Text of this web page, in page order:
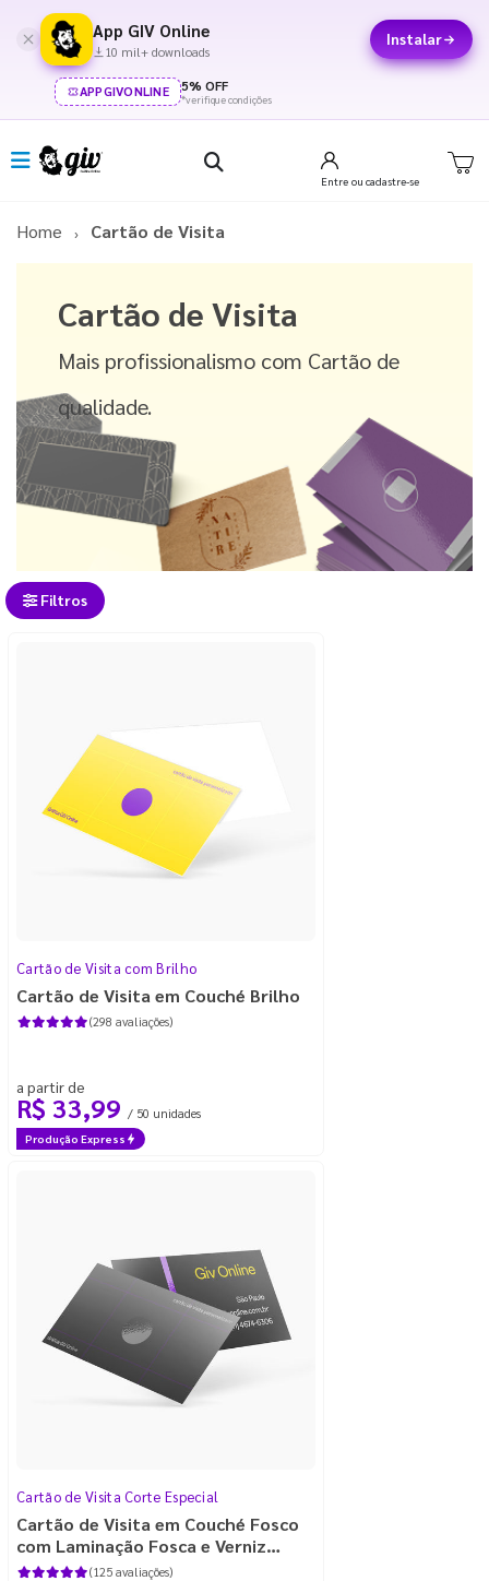
App GIV Online
10 mil+ downloads
Instalar
APPGIVONLINE 5% OFF
*verifique condições
Entre ou cadastre-se
Home Cartão de Visita
Cartão de Visita
Mais profissionalismo com Cartão de
qualidade.
Filtros
Cartão de Visita com Brilho
Cartão de Visita em Couché Brilho
(298 avaliações)
a partir de
R$ 33,99 / 50 unidades
Produção Express
Cartão de Visita Corte Especial
Cartão de Visita em Couché Fosco
com Laminação Fosca e Verniz
Localizado(125 avaliações)